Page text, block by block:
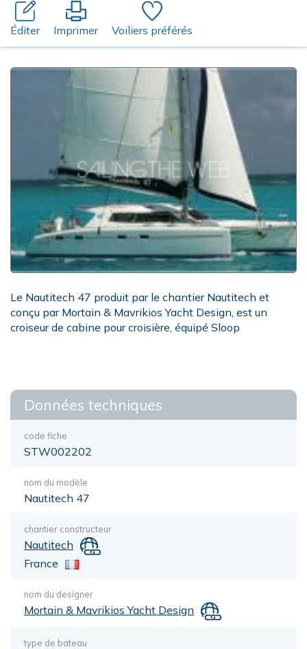
Éditer Imprimer Voiliers préférés
Le Nautitech 47 produit par le chantier Nautitech et
conçu par Mortain & Mavrikios Yacht Design, est un
croiseur de cabine pour croisière, équipé Sloop
Données techniques
code fiche
STW002202
nom du modèle
Nautitech 47
chantier constructeur
Nautitech
France
nom du designer
Mortain & Mavrikios Yacht Design
type de bateau